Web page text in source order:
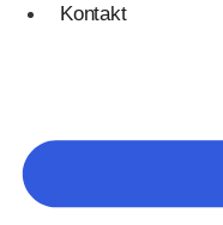
Kontakt
Eventplanleggere